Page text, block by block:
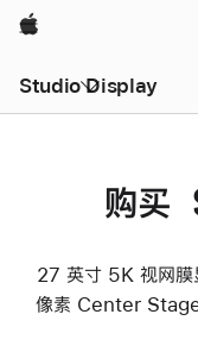
Apple
Studio Display
购买
27 英寸 5K 视网膜
像素 Center Stage